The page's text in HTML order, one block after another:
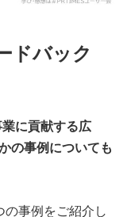
ドバック
に貢献する広
の事例についても
の事例をご紹介し